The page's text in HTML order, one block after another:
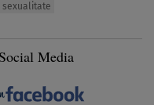
sexualitate
Media